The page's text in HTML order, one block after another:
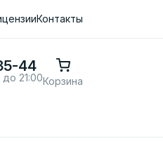
Контакты
44
21:00Корзина